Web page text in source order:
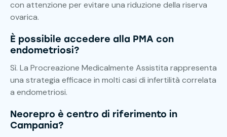
con attenzione per evitare una riduzione della riserva
ovarica.
È possibile accedere alla PMA con
endometriosi?
Sì. La Procreazione Medicalmente Assistita rappresenta
una strategia efficace in molti casi di infertilità correlata
a endometriosi.
Neorepro è centro di riferimento in
Campania?